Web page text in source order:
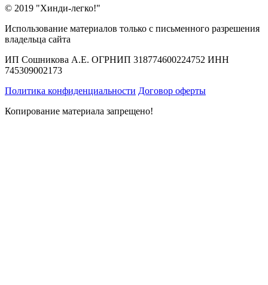
© 2019 "Хинди-легко!"
Использование материалов только с письменного разрешения
владельца сайта
ИП Сошникова А.Е. ОГРНИП 318774600224752 ИНН
745309002173
Политика конфиденциальности Договор оферты
Копирование материала запрещено!